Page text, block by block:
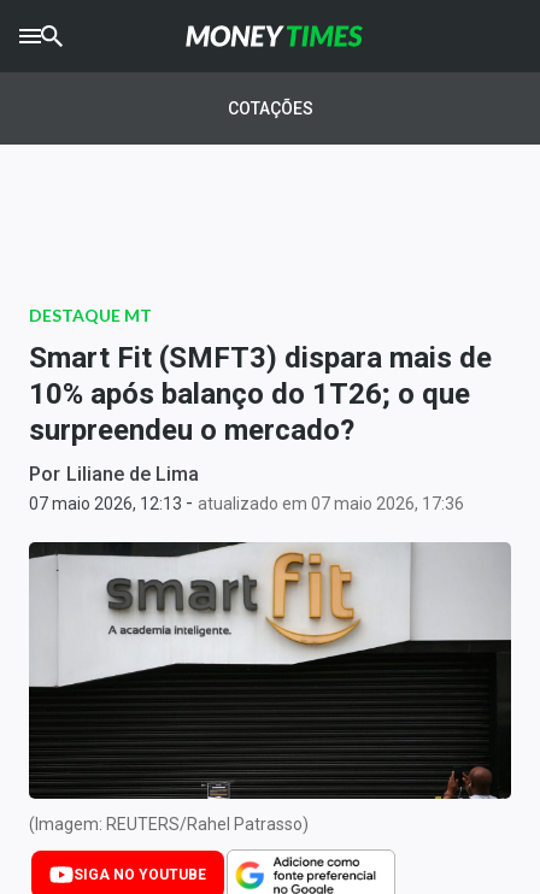
AGROTIMES
Newsletters
Money Trader
Anuncie
Últimas Notícias
Newsletters
Comprar ou vender?
Carteiras Recomendadas
Central de Dividendos
Central de Fundos Imobiliários
Central dos IPOs
COTAÇÕES
DESTAQUE MT
Smart Fit (SMFT3) dispara mais de
10% após balanço do 1T26; o que
surpreendeu o mercado?
Por Liliane de Lima
07 maio 2026, 12:13 - atualizado em 07 maio 2026, 17:36
(Imagem: REUTERS/Rahel Patrasso)
SIGA NO YOUTUBE